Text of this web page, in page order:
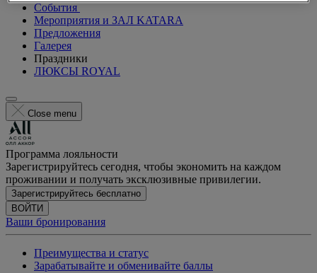
События
Мероприятия и ЗАЛ KATARA
Предложения
Галерея
Праздники
ЛЮКСЫ ROYAL
Close menu
Программа лояльности
Зарегистрируйтесь сегодня, чтобы экономить на каждом
проживании и получать эксклюзивные привилегии.
Зарегистрируйтесь бесплатно
ВОЙТИ
Ваши бронирования
Преимущества и статус
Зарабатывайте и обменивайте баллы